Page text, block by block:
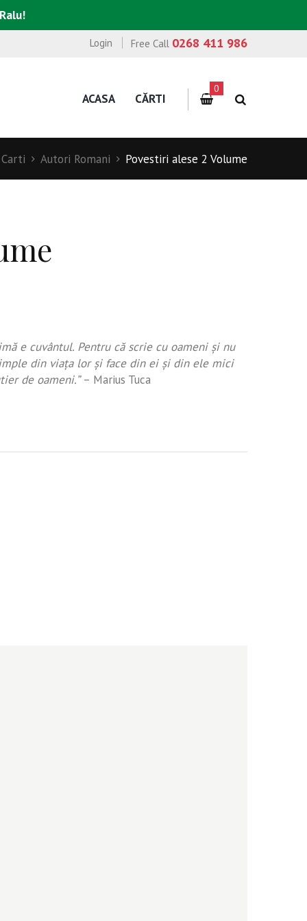
Free Call 0268 411 986
Login
ACASA CĂRTI
0
Carti Autori Romani Povestiri alese 2 Volume
e cuvântul. Pentru că scrie cu oameni şi nu
din viaţa lor şi face din ei şi din ele mici
de oameni.”– Marius Tuca